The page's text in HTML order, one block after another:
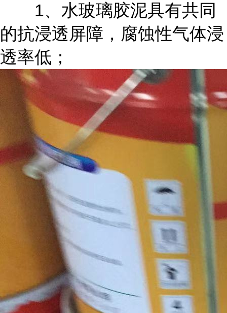
1、水玻璃胶泥具有共同
的抗浸透屏障，腐蚀性气体浸
透率低；